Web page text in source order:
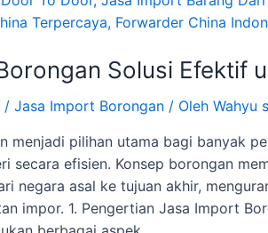
Solusi Efektif
/ Jasa Import Borongan / Oleh Wahyu
menjadi pilihan utama bagi banyak
secara efisien. Konsep borongan
negara asal ke tujuan akhir,
impor. 1. Pengertian Jasa Import